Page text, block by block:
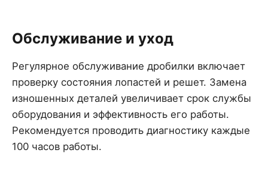
Обслуживание и уход
Регулярное обслуживание дробилки включает
проверку состояния лопастей и решет. Замена
изношенных деталей увеличивает срок службы
оборудования и эффективность его работы.
Рекомендуется проводить диагностику каждые
100 часов работы.